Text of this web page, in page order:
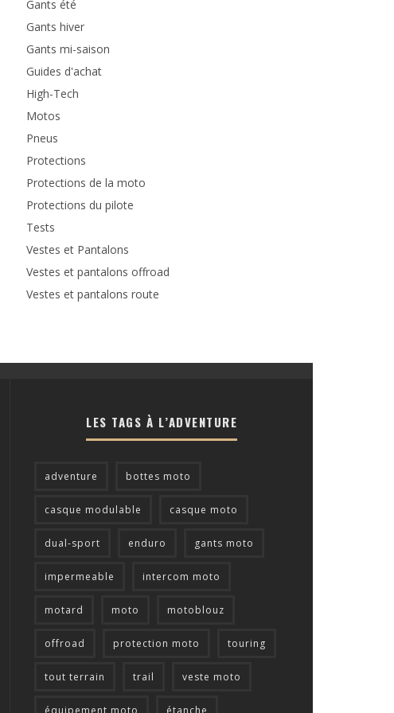
Gants été
Gants hiver
Gants mi-saison
Guides d'achat
High-Tech
Motos
Pneus
Protections
Protections de la moto
Protections du pilote
Tests
Vestes et Pantalons
Vestes et pantalons offroad
Vestes et pantalons route
LES TAGS À L’ADVENTURE
adventure bottes moto
casque modulable casque moto
dual-sport enduro gants moto
impermeable intercom moto
motard moto motoblouz
offroad protection moto touring
tout terrain trail veste moto
équipement moto étanche